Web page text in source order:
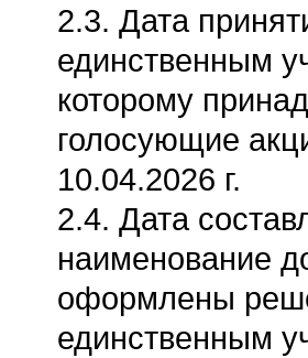
2.3. Дата
единственным
которому
голосующие
10.04.2026 г.
2.4. Дата
наименование
оформлены
единственным